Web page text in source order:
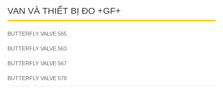
VAN VÀ THIẾT BỊ ĐO +GF+
BUTTERFLY VALVE 565
BUTTERFLY VALVE 563
BUTTERFLY VALVE 567
BUTTERFLY VALVE 578